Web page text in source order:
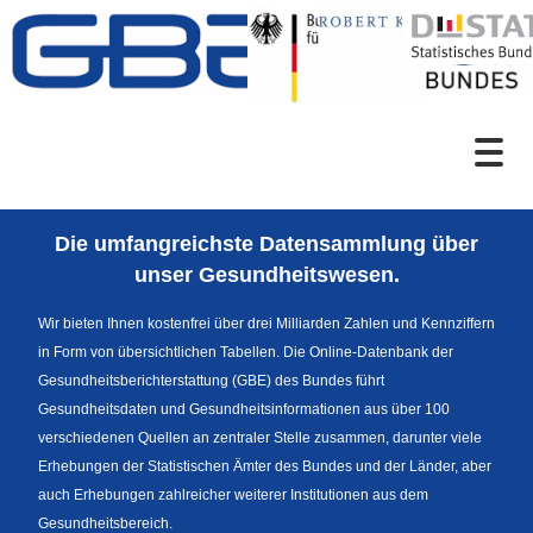
Zum Inhalt
Sprachumschaltung
News
Die umfangreichste Datensammlung über
unser Gesundheitswesen.
Wir bieten Ihnen kostenfrei über drei Milliarden Zahlen und Kennziffern
in Form von übersichtlichen Tabellen. Die Online-Datenbank der
Gesundheitsberichterstattung (GBE) des Bundes führt
Gesundheitsdaten und Gesundheitsinformationen aus über 100
verschiedenen Quellen an zentraler Stelle zusammen, darunter viele
Erhebungen der Statistischen Ämter des Bundes und der Länder, aber
auch Erhebungen zahlreicher weiterer Institutionen aus dem
Gesundheitsbereich.